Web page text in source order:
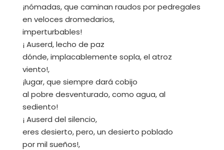
¡nómadas, que caminan raudos por pedregales
en veloces dromedarios,
imperturbables!
¡ Auserd, lecho de paz
dónde, implacablemente sopla, el atroz
viento!,
¡lugar, que siempre dará cobijo
al pobre desventurado, como agua, al
sediento!
¡ Auserd del silencio,
eres desierto, pero, un desierto poblado
por mil sueños!,